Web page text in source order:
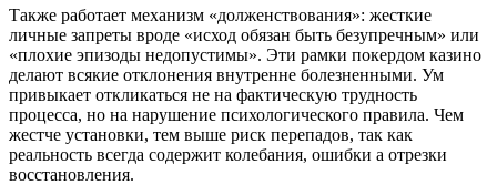
Также работает механизм «долженствования»: жесткие
личные запреты вроде «исход обязан быть безупречным» или
«плохие эпизоды недопустимы». Эти рамки покердом казино
делают всякие отклонения внутренне болезненными. Ум
привыкает откликаться не на фактическую трудность
процесса, но на нарушение психологического правила. Чем
жестче установки, тем выше риск перепадов, так как
реальность всегда содержит колебания, ошибки а отрезки
восстановления.